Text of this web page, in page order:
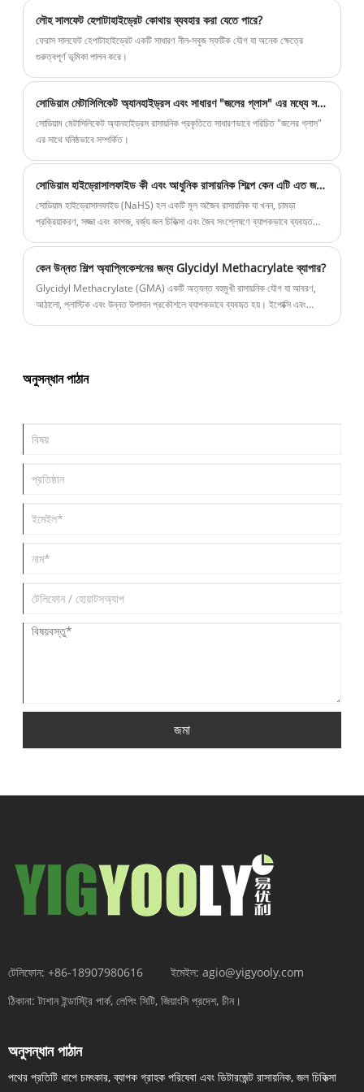
লৌহ সালফেট হেপাটাহাইড্রেট কোথায় ব্যবহার করা যেতে পারে?
ফেরাস সালফেট হেপাটাহাইড্রেট একটি সাধারণ নীল-সবুজ স্ফটিক যৌগ যা অনেক ক্ষেত্রে
গুরুত্বপূর্ণ ভূমিকা পালন করে।
সোডিয়াম মেটাসিলিকেট অ্যানহাইড্রস এবং সাধারণ "জলের গ্লাস" এর মধ্যে সম্পর্ক কী?
সোডিয়াম মেটাসিলিকেট অ্যানহাইড্রস রাসায়নিক প্রকৃতিতে সাধারণভাবে পরিচিত "জলের গ্লাস"
এর সাথে ঘনিষ্ঠভাবে সম্পর্কিত।
সোডিয়াম হাইড্রোসালফাইড কী এবং আধুনিক রাসায়নিক শিল্পে কেন এটি এত জটিল
সোডিয়াম হাইড্রোসালফাইড (NaHS) হল একটি মূল অজৈব রাসায়নিক যা খনন, চামড়া
প্রক্রিয়াকরণ, সজ্জা এবং কাগজ, বর্জ্য জল চিকিত্সা এবং জৈব সংশ্লেষণে ব্যাপকভাবে ব্যবহৃত
পালন করে।
কেন উন্নত শিল্প অ্যাপ্লিকেশনের জন্য Glycidyl Methacrylate ব্যাপার?
Glycidyl Methacrylate (GMA) একটি অত্যন্ত বহুমুখী রাসায়নিক যৌগ যা আবরণ,
আঠালো, প্লাস্টিক এবং উন্নত উপাদান প্রকৌশলে ব্যাপকভাবে ব্যবহৃত হয়। ইপোক্সি এবং
তা অন্বেষণ করে—এর বৈশিষ্ট্য এবং অ্যাপ্লিকেশন থেকে শুরু করে সাধারণ চ্যালেঞ্জ এবং
ব্যবহারিক সমাধান—ব্যবসায়িকদের সচেতন সিদ্ধান্ত নিতে এবং তাদের উৎপাদন প্রক্রিয়াগুলিকে
অনুসন্ধান পাঠান
জমা
টেলিফোন: +86-18907980616 ইমেইল: agio@yigyooly.com
ঠিকানা: টাশান ইন্ডাস্ট্রি পার্ক, লেপিং সিটি, জিয়াংসি প্রদেশ, চীন।
অনুসন্ধান পাঠান
পথের প্রতিটি ধাপে চমৎকার, ব্যাপক গ্রাহক পরিষেবা এবং ডিটারজেন্ট রাসায়নিক, জল চিকিত্সা